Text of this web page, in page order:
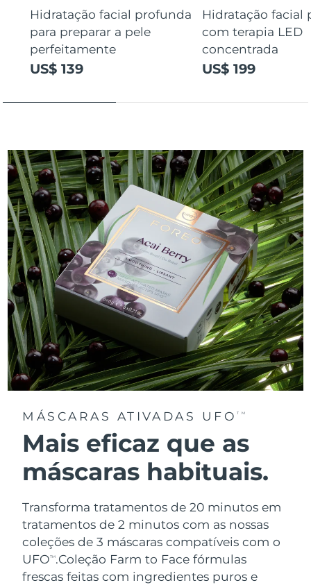
Hidratação facial profunda
para preparar a pele
perfeitamente
US$ 139
Hidratação facial
com terapia LED
concentrada
US$ 199
MÁSCARAS ATIVADAS UFOTM
Mais eficaz que as
máscaras habituais.
Transforma tratamentos de 20 minutos em
tratamentos de 2 minutos com as nossas
coleções de 3 máscaras compatíveis com o
UFOTM.Coleção Farm to Face fórmulas
frescas feitas com ingredientes puros e